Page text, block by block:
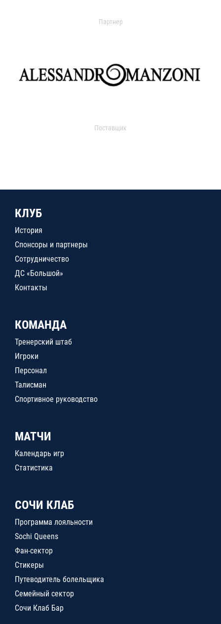
Партнер
Поставщик
КЛУБ
История
Спонсоры и партнеры
Сотрудничество
ДС «Большой»
Контакты
КОМАНДА
Тренерский штаб
Игроки
Персонал
Талисман
Спортивное руководство
МАТЧИ
Календарь игр
Статистика
СОЧИ КЛАБ
Программа лояльности
Sochi Queens
Фан-сектор
Стикеры
Путеводитель болельщика
Семейный сектор
Сочи Клаб Бар